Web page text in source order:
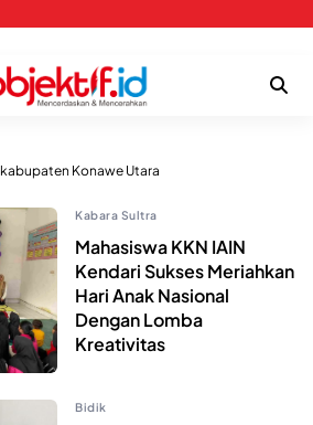
kabupaten Konawe Utara
Kabara Sultra
Mahasiswa KKN IAIN
Kendari Sukses Meriahkan
Hari Anak Nasional
Dengan Lomba
Kreativitas
Bidik